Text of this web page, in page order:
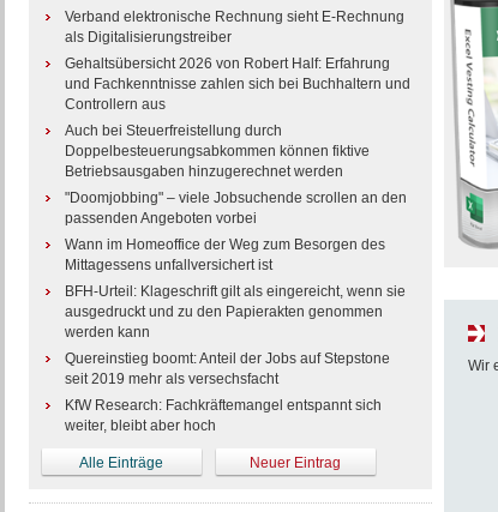
Wir
Verband elektronische Rechnung sieht E-Rechnung
als Digitalisierungstreiber
Gehaltsübersicht 2026 von Robert Half: Erfahrung
und Fachkenntnisse zahlen sich bei Buchhaltern und
Controllern aus
Auch bei Steuerfreistellung durch
Doppelbesteuerungsabkommen können fiktive
Betriebsausgaben hinzugerechnet werden
"Doomjobbing" – viele Jobsuchende scrollen an den
passenden Angeboten vorbei
Wann im Homeoffice der Weg zum Besorgen des
Mittagessens unfallversichert ist
BFH-Urteil: Klageschrift gilt als eingereicht, wenn sie
ausgedruckt und zu den Papierakten genommen
werden kann
Quereinstieg boomt: Anteil der Jobs auf Stepstone
seit 2019 mehr als versechsfacht
KfW Research: Fachkräftemangel entspannt sich
weiter, bleibt aber hoch
Alle Einträge Neuer Eintrag